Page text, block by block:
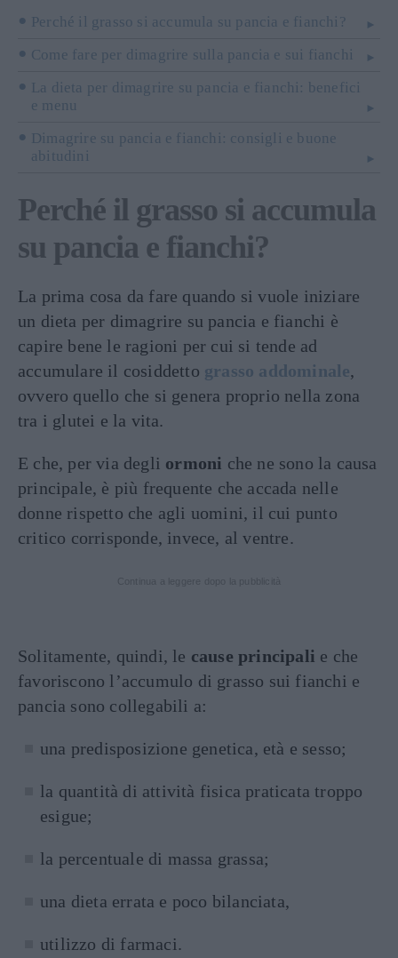
Perché il grasso si accumula su pancia e fianchi?
Come fare per dimagrire sulla pancia e sui fianchi
La dieta per dimagrire su pancia e fianchi: benefici
e menu
Dimagrire su pancia e fianchi: consigli e buone
abitudini
Perché il grasso si accumula
su pancia e fianchi?
La prima cosa da fare quando si vuole iniziare
un dieta per dimagrire su pancia e fianchi è
capire bene le ragioni per cui si tende ad
accumulare il cosiddetto grasso addominale,
ovvero quello che si genera proprio nella zona
tra i glutei e la vita.
E che, per via degli ormoni che ne sono la causa
principale, è più frequente che accada nelle
donne rispetto che agli uomini, il cui punto
critico corrisponde, invece, al ventre.
Solitamente, quindi, le cause principali e che
favoriscono l’accumulo di grasso sui fianchi e
pancia sono collegabili a:
una predisposizione genetica, età e sesso;
la quantità di attività fisica praticata troppo
esigue;
la percentuale di massa grassa;
una dieta errata e poco bilanciata,
utilizzo di farmaci.